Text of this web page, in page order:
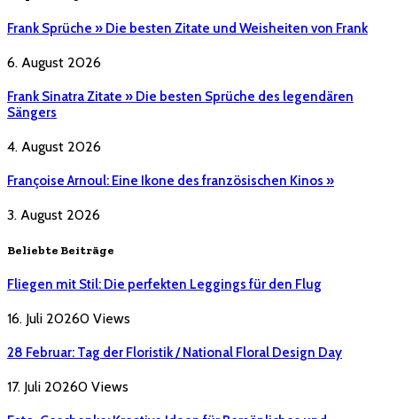
Frank Sprüche » Die besten Zitate und Weisheiten von Frank
6. August 2026
Frank Sinatra Zitate » Die besten Sprüche des legendären
Sängers
4. August 2026
Françoise Arnoul: Eine Ikone des französischen Kinos »
3. August 2026
Beliebte Beiträge
Fliegen mit Stil: Die perfekten Leggings für den Flug
16. Juli 20260 Views
28 Februar: Tag der Floristik / National Floral Design Day
17. Juli 20260 Views